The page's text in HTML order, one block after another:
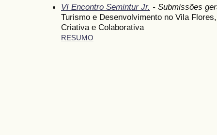
VI Encontro Semintur Jr. - Submissões
Turismo e Desenvolvimento no Vila
Criativa e Colaborativa
RESUMO